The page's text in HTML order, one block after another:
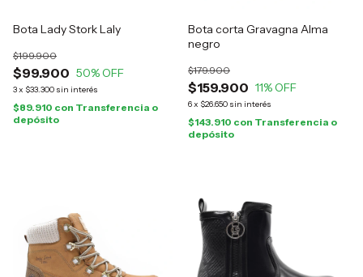
Bota Lady Stork Laly
$99.900
$199.900
50% OFF
3x $33.300 sin interés
$89.910 con Transferencia o
depósito
Bota corta Gravagna Alma
negro
$159.900
$179.900
11% OFF
6x $26.650 sin interés
$143.910 con Transferencia o
depósito